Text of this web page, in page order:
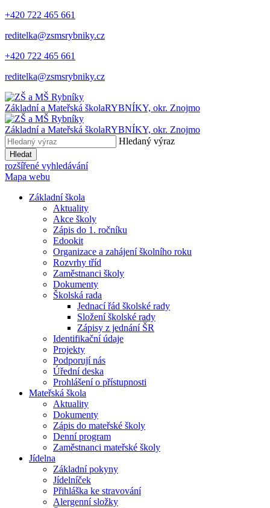
+420 722 465 661
reditelka@zsmsrybniky.cz
+420 722 465 661
reditelka@zsmsrybniky.cz
Základní a Mateřská školaRYBNÍKY, okr. Znojmo
Základní a Mateřská školaRYBNÍKY, okr. Znojmo
Hledaný výraz
Hledat
rozšířené vyhledávání
Mapa webu
Základní škola
Aktuality
Akce školy
Zápis do 1. ročníku
Edookit
Organizace a zahájení školního roku
Rozvrhy tříd
Zaměstnanci školy
Dokumenty
Školská rada
Jednací řád školské rady
Složení školské rady
Zápisy z jednání ŠR
Identifikační údaje
Projekty
Podporují nás
Úřední deska
Prohlášení o přístupnosti
Mateřská škola
Aktuality
Dokumenty
Zápis do mateřské školy
Denní program
Zaměstnanci mateřské školy
Jídelna
Základní pokyny
Jídelníček
Přihláška ke stravování
Alergenní složky